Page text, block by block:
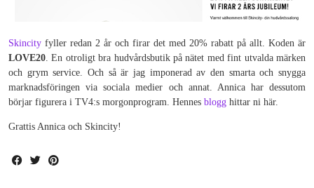
Skincity fyller redan 2 år och firar det med 20% rabatt på allt. Koden är
LOVE20. En otroligt bra hudvårdsbutik på nätet med fint utvalda märken
och grym service. Och så är jag imponerad av den smarta och snygga
marknadsföringen via sociala medier och annat. Annica har dessutom
börjar figurera i TV4:s morgonprogram. Hennes blogg hittar ni här.
Grattis Annica och Skincity!